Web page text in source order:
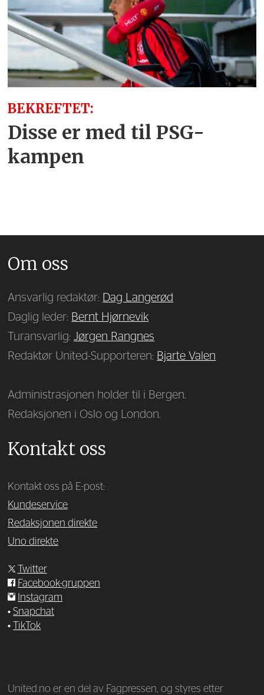
BEKREFTET:
Disse er med til PSG-
kampen
Om oss
Ansvarlig redaktør: Dag Langerød
Daglig leder: Bernt Hjørnevik
Turansvarlig:Jørgen Rangnes
Redaktør United-Supporteren: Bjarte Valen
Administrasjonen holder til i Bergen.
Redaksjonen i Oslo og London.
Kontakt oss
Kontakt oss på E-post:
Kundeservice
Redaksjonen direkte
Uno direkte
Twitter
Facebook-gruppen
Instagram
•Snapchat
•
TikTok
United.no er en del av Fagpressen, og styres etter